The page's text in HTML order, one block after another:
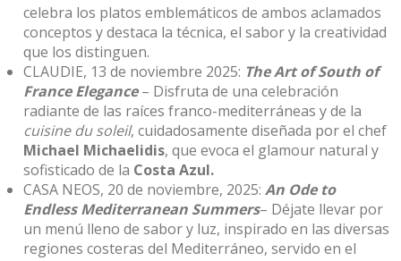
celebra los platos emblemáticos de ambos aclamados
conceptos y destaca la técnica, el sabor y la creatividad
que los distinguen.
CLAUDIE, 13 de noviembre 2025: The Art of South of
France Elegance– Disfruta de una celebración
radiante de las raíces franco-mediterráneas y de la
cuisine du soleil, cuidadosamente diseñada por el chef
Michael Michaelidis, que evoca el glamour natural y
sofisticado de la Costa Azul.
CASA NEOS, 20 de noviembre, 2025: An Ode to
Endless Mediterranean Summers– Déjate llevar por
un menú lleno de sabor y luz, inspirado en las diversas
regiones costeras del Mediterráneo, servido en el